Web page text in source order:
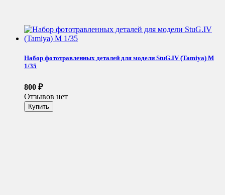
Набор фототравленных деталей для модели StuG.IV (Tamiya) М
1/35
800 ₽
Отзывов нет